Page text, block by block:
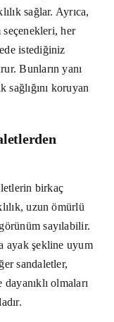
sağlar. Ayrıca,
seçenekleri, her
istediğiniz
Bunların yanı
sağlığını koruyan
birkaç
uzun ömürlü
sayılabilir.
ayak şekline uyum
sandaletler,
olmaları